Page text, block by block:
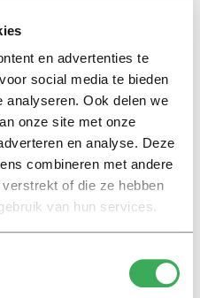
en advertenties te
social media te bieden
analyseren. Ook delen we
onze site met onze
en analyse. Deze
combineren met andere
of die ze hebben
van hun services.
kan weinig
aanwezige
ondersteunende
Van hoog tot laag,
verzand je voor de meest
een web van
De universiteit
als een goed voorbeeld
met de